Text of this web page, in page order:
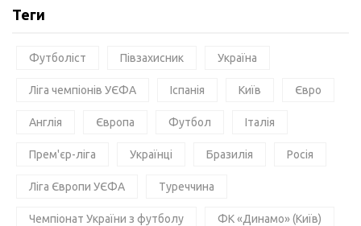
Теги
Футболіст Півзахисник Україна
Ліга чемпіонів УЄФА Іспанія Київ Євро
Англія Європа Футбол Італія
Прем'єр-ліга Українці Бразилія Росія
Ліга Європи УЄФА Туреччина
Чемпіонат України з футболу ФК «Динамо» (Київ)